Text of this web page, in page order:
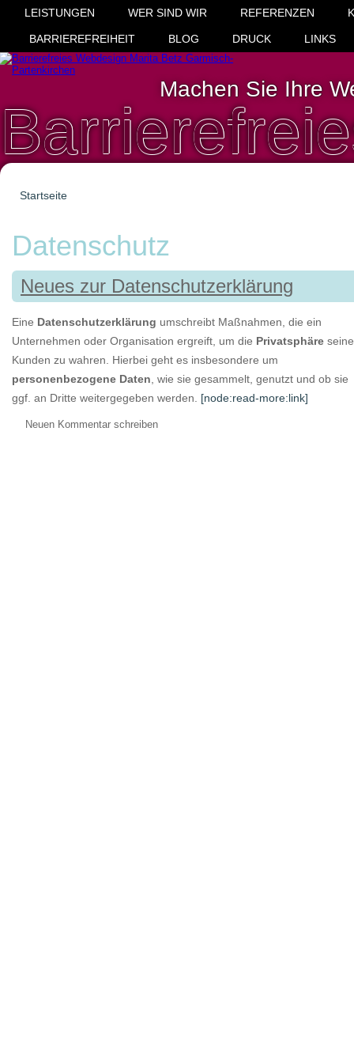
LEISTUNGEN WER SIND WIR REFERENZEN
BARRIEREFREIHEIT BLOG DRUCK LINKS
Machen Sie Ihre
Sie sind hier
Startseite
Datenschutz
Neues zur Datenschutzerklärung
Eine Datenschutzerklärung umschreibt Maßnahmen, die ein
Unternehmen oder Organisation ergreift, um die Privatsphäre
Kunden zu wahren. Hierbei geht es insbesondere um
personenbezogene Daten , wie sie gesammelt, genutzt und ob sie
ggf. an Dritte weitergegeben werden. [node:read-more:link]
Neuen Kommentar schreiben